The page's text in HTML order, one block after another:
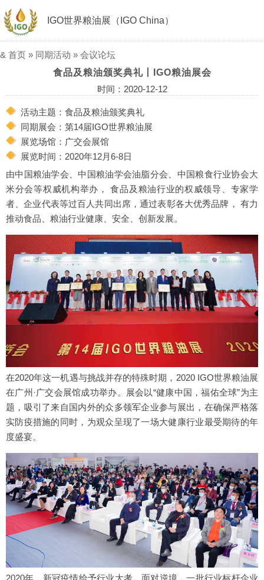
IGO世界粮油展（IGO China）
& 首页 » 同期活动 » 会议论坛
食品及粮油颁奖典礼丨IGO粮油展会
时间：2020-12-12
活动主题：食品及粮油颁奖典礼
同期展会：第14届IGO世界粮油展
展览场馆：广交会展馆
展览时间：2020年12月6-8日
由中国粮油学会、中国粮油学会油脂分会、中国粮食行业协会大
米分会等权威机构举办， 食品及粮油行业的权威领导、专家学
者、企业代表等过百人共同出席，通过表彰各大优秀品牌， 有力
推动食品、粮油行业健康、安全、创新发展。
在2020年这一机遇与挑战并存的特殊时期，2020 IGO世界粮油展
在广州·广交会展馆成功举办。展会以“健康中国，福佑全球”为主
题，吸引了来自国内外的众多领军企业参与展出，在确保严格落
实防疫措施的同时，为观众呈现了一场大健康行业最受期待的年
度盛宴。